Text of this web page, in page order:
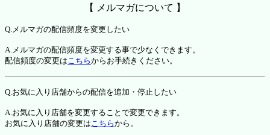
【 メルマガについて 】
Q.メルマガの配信頻度を変更したい
A.メルマガの配信頻度を変更する事で少なくできます。
配信頻度の変更はこちらからお手続きください。
Q.お気に入り店舗からの配信を追加・停止したい
A.お気に入り店舗を変更することで変更できます。
お気に入り店舗の変更はこちらから。